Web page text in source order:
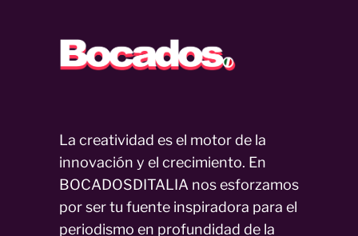
La creatividad es el motor de la
innovación y el crecimiento. En
BOCADOSDITALIA nos esforzamos
por ser tu fuente inspiradora para el
periodismo en profundidad de la